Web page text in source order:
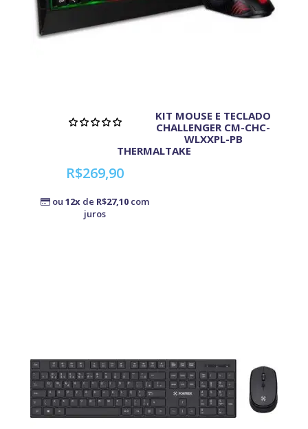
KIT MOUSE E TECLADO
CHALLENGER CM-CHC-
WLXXPL-PB
THERMALTAKE
R$269,90
ou 12x de R$27,10 com
juros